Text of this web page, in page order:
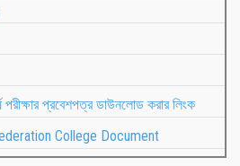
পরীক্ষার প্রবেশপত্র ডাউনলোড করার লিংক
College Document